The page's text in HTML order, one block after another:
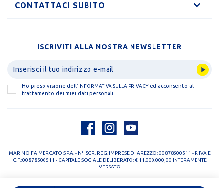
CONTATTACI SUBITO
ISCRIVITI ALLA NOSTRA NEWSLETTER
Ho preso visione dell'INFORMATIVA SULLA PRIVACYed acconsento al
trattamento dei miei dati personali
MARINO FA MERCATO S.P.A. - N° ISCR. REG. IMPRESE DI AREZZO: 00878500511 - P. IVA E
C.F.: 00878500511 - CAPITALE SOCIALE DELIBERATO: € 11.000.000,00 INTERAMENTE
VERSATO